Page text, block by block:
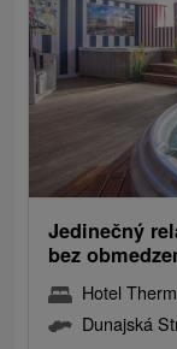
Jedinečný
bez
Hotel
Dunajská